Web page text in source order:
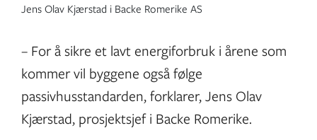
Jens Olav Kjærstad i Backe Romerike AS
– For å sikre et lavt energiforbruk i årene som
kommer vil byggene også følge
passivhusstandarden, forklarer, Jens Olav
Kjærstad, prosjektsjef i Backe Romerike.